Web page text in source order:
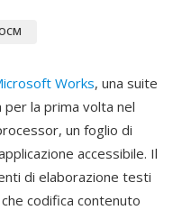
Works, una suite
la prima volta nel
un foglio di
accessibile. Il
di elaborazione testi
codifica contenuto